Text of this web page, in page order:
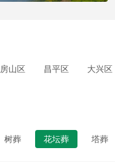
房山区 昌平区 大兴区
树葬 花坛葬 塔葬